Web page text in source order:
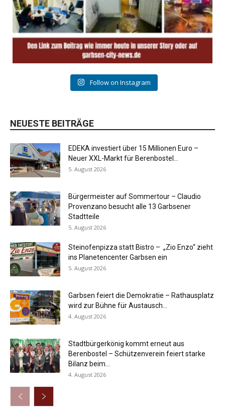
Follow on Instagram
NEUESTE BEITRÄGE
EDEKA investiert über 15 Millionen Euro –
Neuer XXL-Markt für Berenbostel...
5. August 2026
Bürgermeister auf Sommertour – Claudio
Provenzano besucht alle 13 Garbsener
Stadtteile
5. August 2026
Steinofenpizza statt Bistro – „Zio Enzo“ zieht
ins Planetencenter Garbsen ein
5. August 2026
Garbsen feiert die Demokratie – Rathausplatz
wird zur Bühne für Austausch...
4. August 2026
Stadtbürgerkönig kommt erneut aus
Berenbostel – Schützenverein feiert starke
Bilanz beim...
4. August 2026